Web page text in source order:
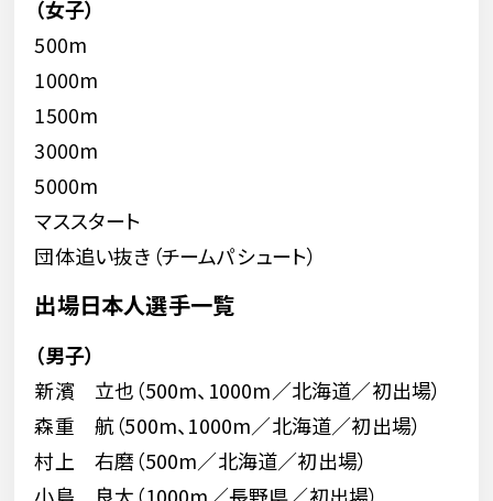
（女子）
500m
1000m
1500m
3000m
5000m
マススタート
団体追い抜き（チームパシュート）
出場日本人選手一覧
（男子）
新濱 立也（500m、1000m／北海道／初出場）
森重 航（500m、1000m／北海道／初出場）
村上 右磨（500m／北海道／初出場）